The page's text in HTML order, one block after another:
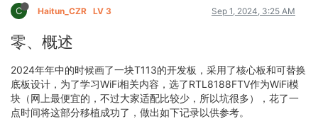
C Haitun_CZR LV 3 Sep 1, 2024, 3:25 AM
零、概述
2024年年中的时候画了一块T113的开发板，采用了核心板和可替换
底板设计，为了学习WiFi相关内容，选了RTL8188FTV作为WiFi模
块（网上最便宜的，不过大家适配比较少，所以坑很多），花了一
点时间将这部分移植成功了，做出如下记录以供参考。